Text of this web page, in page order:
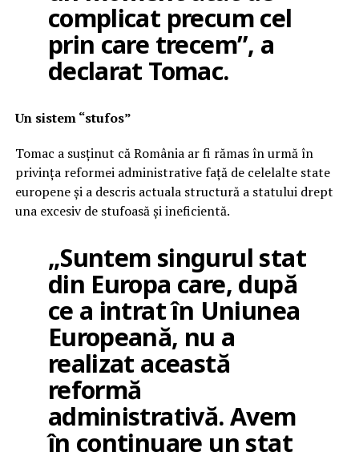
complicat precum cel
prin care trecem”, a
declarat Tomac.
Un sistem “stufos”
Tomac a susținut că România ar fi rămas în urmă în
privința reformei administrative față de celelalte state
europene și a descris actuala structură a statului drept
una excesiv de stufoasă și ineficientă.
„Suntem singurul stat
din Europa care, după
ce a intrat în Uniunea
Europeană, nu a
realizat această
reformă
administrativă. Avem
în continuare un stat